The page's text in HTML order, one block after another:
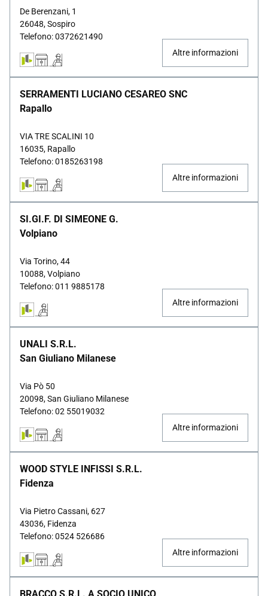
De Berenzani, 1
26048, Sospiro
Telefono: 0372621490
Altre informazioni
SERRAMENTI LUCIANO CESAREO SNC
Rapallo
VIA TRE SCALINI 10
16035, Rapallo
Telefono: 0185263198
Altre informazioni
SI.GI.F. DI SIMEONE G.
Volpiano
Via Torino, 44
10088, Volpiano
Telefono: 011 9885178
Altre informazioni
UNALI S.R.L.
San Giuliano Milanese
Via Pò 50
20098, San Giuliano Milanese
Telefono: 02 55019032
Altre informazioni
WOOD STYLE INFISSI S.R.L.
Fidenza
Via Pietro Cassani, 627
43036, Fidenza
Telefono: 0524 526686
Altre informazioni